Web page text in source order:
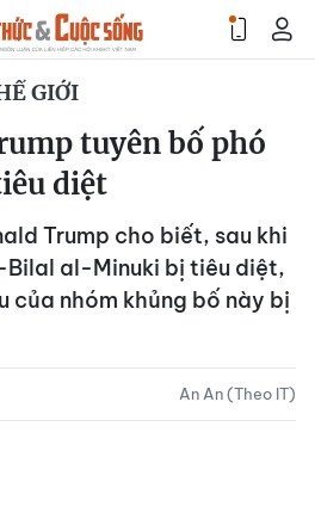
GIỚI
tuyên bố phó
diệt
Trump cho biết, sau khi
Bilal al-Minuki bị tiêu diệt,
của nhóm khủng bố này bị
An An (Theo IT)